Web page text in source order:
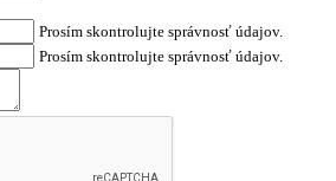
Prosím skontrolujte správnosť údajov.
Prosím skontrolujte správnosť údajov.